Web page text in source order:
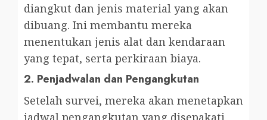
diangkut dan jenis material yang akan
dibuang. Ini membantu mereka
menentukan jenis alat dan kendaraan
yang tepat, serta perkiraan biaya.
2. Penjadwalan dan Pengangkutan
Setelah survei, mereka akan menetapkan
jadwal pengangkutan yang disepakati